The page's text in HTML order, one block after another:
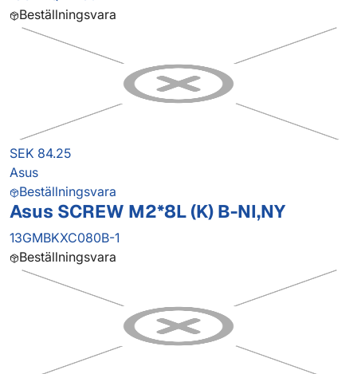
Beställningsvara
SEK 84.25
Asus
Beställningsvara
Asus SCREW M2*8L (K) B-NI,NY
13GMBKXC080B-1
Beställningsvara